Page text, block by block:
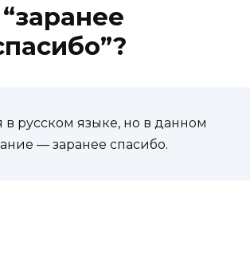
русском языке, но в данном
— заранее спасибо.